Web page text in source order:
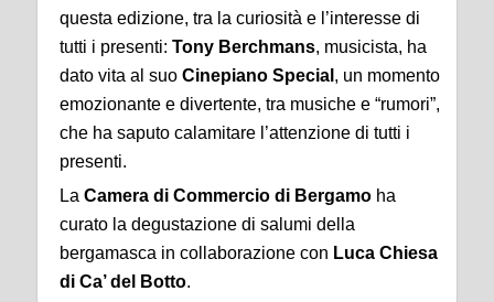
questa edizione, tra la curiosità e l’interesse di
tutti i presenti: Tony Berchmans, musicista, ha
dato vita al suo Cinepiano Special , un momento
emozionante e divertente, tra musiche e “rumori”,
che ha saputo calamitare l’attenzione di tutti i
presenti.
La Camera di Commercio di Bergamo ha
curato la degustazione di salumi della
bergamasca in collaborazione con Luca Chiesa
di Ca’ del Botto.